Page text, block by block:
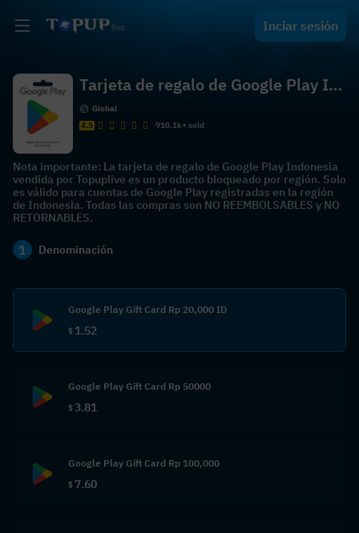
Inciar sesión
Tarjeta de regalo de Google Play In
donesia
Global
4.5
910.1k+ sold
Nota importante: La tarjeta de regalo de Google Play Indonesia
vendida por Topuplive es un producto bloqueado por región. Solo
es válido para cuentas de Google Play registradas en la región
de Indonesia. Todas las compras son NO REEMBOLSABLES y NO
RETORNABLES.
1 Denominación
Google Play Gift Card Rp 20,000 ID
$ 1.52
Google Play Gift Card Rp 50000
$3.81
Google Play Gift Card Rp 100,000
$ 7.60